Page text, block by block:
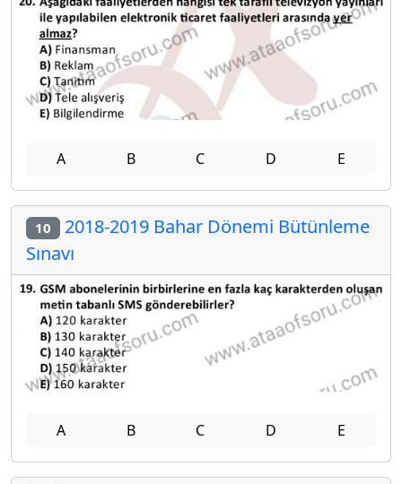
A B C D E
10 2018-2019 Bahar Dönemi Bütünleme
Sınavı
A B C D E